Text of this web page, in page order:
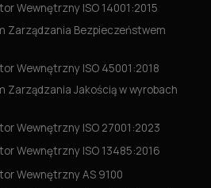
Wewnętrzny ISO 14001:2015
Zarządzania Bezpieczeństwem
Wewnętrzny ISO 45001:2018
Zarządzania Jakością w wyrobach
Wewnętrzny ISO 27001:2023
Wewnętrzny ISO 13485:2016
Wewnętrzny AS 9100